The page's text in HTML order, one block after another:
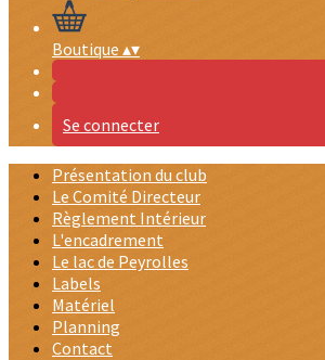
Boutique ▴▾
Se connecter
Présentation du club
Le Comité Directeur
Règlement Intérieur
L'encadrement
Le lac de Peyrolles
Labels
Matériel
Planning
Contact